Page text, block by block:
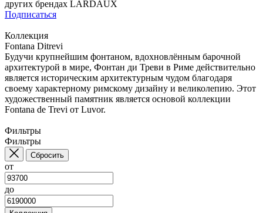
других брендах LARDAUX
Подписаться
Коллекция
Fontana Ditrevi
Будучи крупнейшим фонтаном, вдохновлённым барочной
архитектурой в мире, Фонтан ди Треви в Риме действительно
является историческим архитектурным чудом благодаря
своему характерному римскому дизайну и великолепию. Этот
художественный памятник является основой коллекции
Fontana de Trevi от Luvor.
Фильтры
Фильтры
Сбросить
от
до